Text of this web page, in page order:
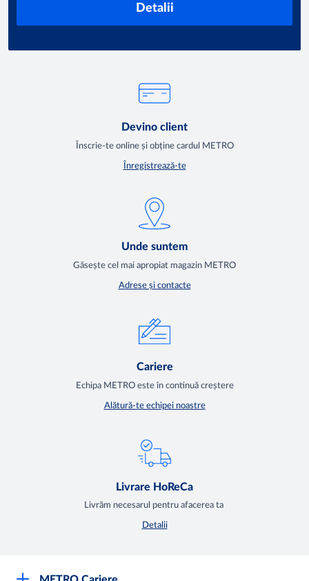
Detalii
Devino client
Înscrie-te online și obține cardul METRO
Înregistrează-te
Unde suntem
Găsește cel mai apropiat magazin METRO
Adrese și contacte
Cariere
Echipa METRO este în continuă creștere
Alătură-te echipei noastre
Livrare HoReCa
Livrăm necesarul pentru afacerea ta
Detalii